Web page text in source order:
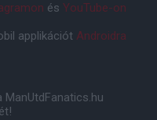
és YouTube-on
applikációt Androidra